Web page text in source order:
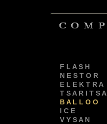
F L A S H
N E S T O R
E L E K T R A
T S A R I T S A
B A L L O O
I C E
V Y S A N